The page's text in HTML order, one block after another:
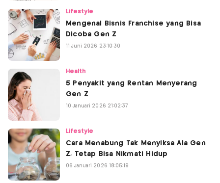
Lifestyle
Mengenal Bisnis Franchise yang Bisa
Dicoba Gen Z
11 Juni 2026 23:10:30
Health
5 Penyakit yang Rentan Menyerang
Gen Z
10 Januari 2026 21:02:37
Lifestyle
Cara Menabung Tak Menyiksa Ala Gen
Z, Tetap Bisa Nikmati Hidup
06 Januari 2026 18:05:19